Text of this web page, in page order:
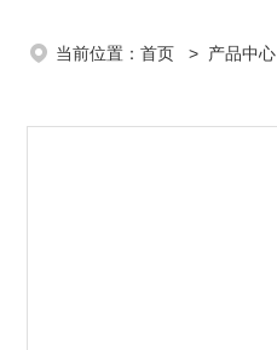
当前位置： 首页 > 产品中心